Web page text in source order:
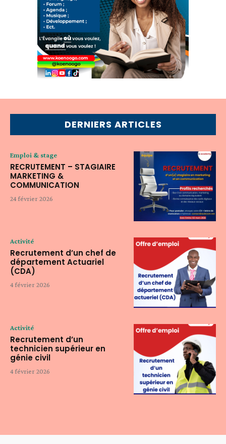
DERNIERS ARTICLES
Emploi & stage
RECRUTEMENT – STAGIAIRE
MARKETING &
COMMUNICATION
24 février 2026
Activité
Recrutement d’un chef de
département Actuariel
(CDA)
4 février 2026
Activité
Recrutement d’un
technicien supérieur en
génie civil
4 février 2026